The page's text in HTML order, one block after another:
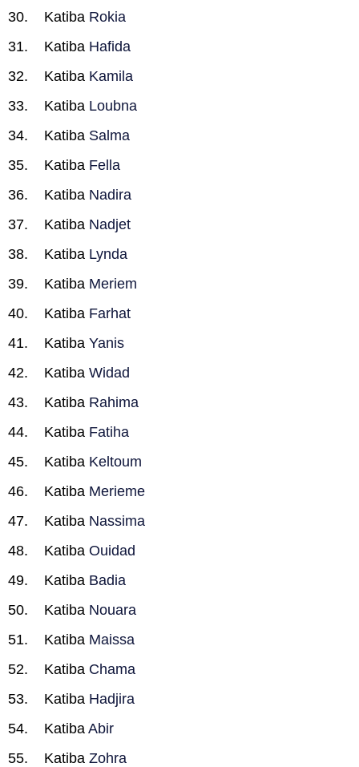
Katiba Rokia
Katiba Hafida
Katiba Kamila
Katiba Loubna
Katiba Salma
Katiba Fella
Katiba Nadira
Katiba Nadjet
Katiba Lynda
Katiba Meriem
Katiba Farhat
Katiba Yanis
Katiba Widad
Katiba Rahima
Katiba Fatiha
Katiba Keltoum
Katiba Merieme
Katiba Nassima
Katiba Ouidad
Katiba Badia
Katiba Nouara
Katiba Maissa
Katiba Chama
Katiba Hadjira
Katiba Abir
Katiba Zohra